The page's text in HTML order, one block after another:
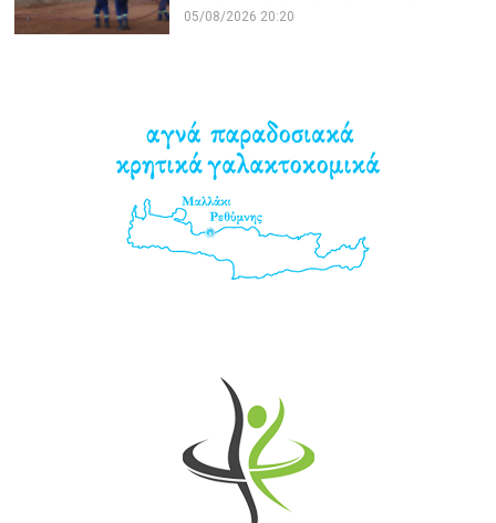
05/08/2026 20:20